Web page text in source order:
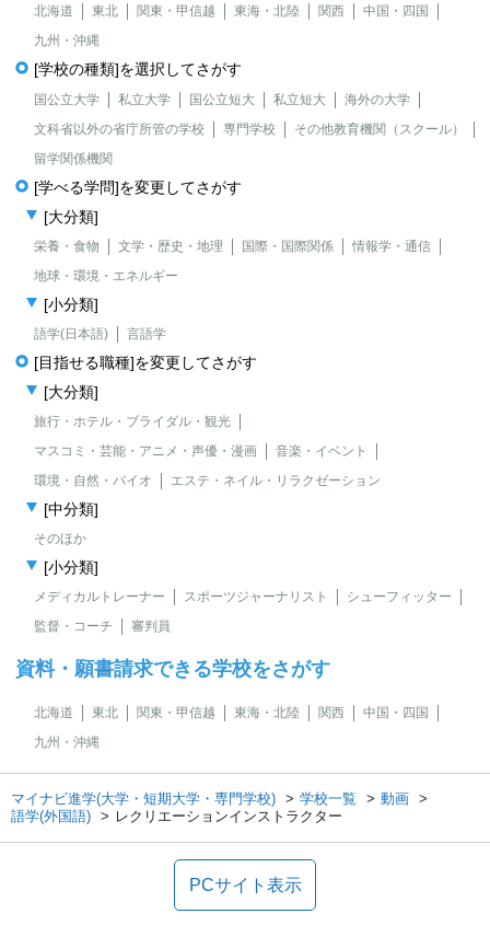
北海道 東北 関東・甲信越 東海・北陸 関西
中国・四国
九州・沖縄
[学校の種類]を選択してさがす
国公立大学 私立大学 国公立短大 私立短大
海外の大学
文科省以外の省庁所管の学校
専門学校
その他教育機関（スクール）
留学関係機関
[学べる学問]を変更してさがす
[大分類]
栄養・食物 文学・歴史・地理 国際・国際関係
情報学・通信
地球・環境・エネルギー
[小分類]
語学(日本語) 言語学
[目指せる職種]を変更してさがす
[大分類]
旅行・ホテル・ブライダル・観光
マスコミ・芸能・アニメ・声優・漫画
音楽・イベント
環境・自然・バイオ
エステ・ネイル・リラクゼーション
[中分類]
そのほか
[小分類]
メディカルトレーナー スポーツジャーナリスト
シューフィッター
監督・コーチ
審判員
資料・願書請求できる学校をさがす
北海道 東北 関東・甲信越 東海・北陸 関西
中国・四国
九州・沖縄
マイナビ進学(大学・短期大学・専門学校) 学校一覧
動画
語学(外国語)
レクリエーションインストラクター
PCサイト表示